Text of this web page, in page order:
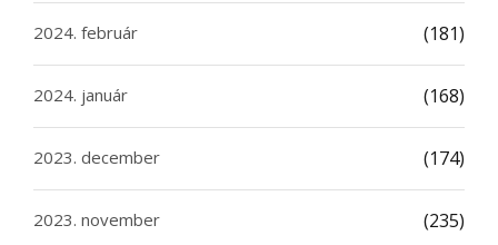
2024. február (181)
2024. január (168)
2023. december (174)
2023. november (235)